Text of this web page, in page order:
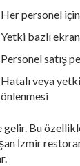
Her personel için
Yetki bazlı
Personel satış
Hatalı veya
önlenmesi
gelir. Bu
İzmir